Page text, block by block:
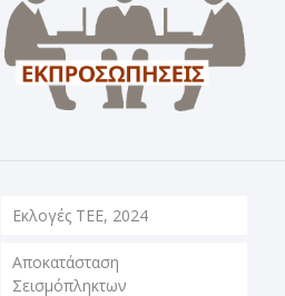
Εκλογές ΤΕΕ, 2024
Αποκατάσταση
Σεισμόπληκτων